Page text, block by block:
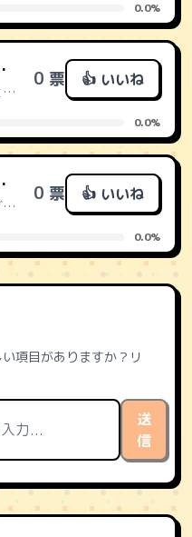
0.0%
カリ(少量)
飲んだ翌日に。水分とミネラル補給でシャキッと復活。
0 票 👍 いいね
0.0%
リンク(少量)
最終手段のドーピング。徹夜明けの会議もこれで乗り切る。
0 票 👍 いいね
0.0%
項目がありますか？リ
送
信